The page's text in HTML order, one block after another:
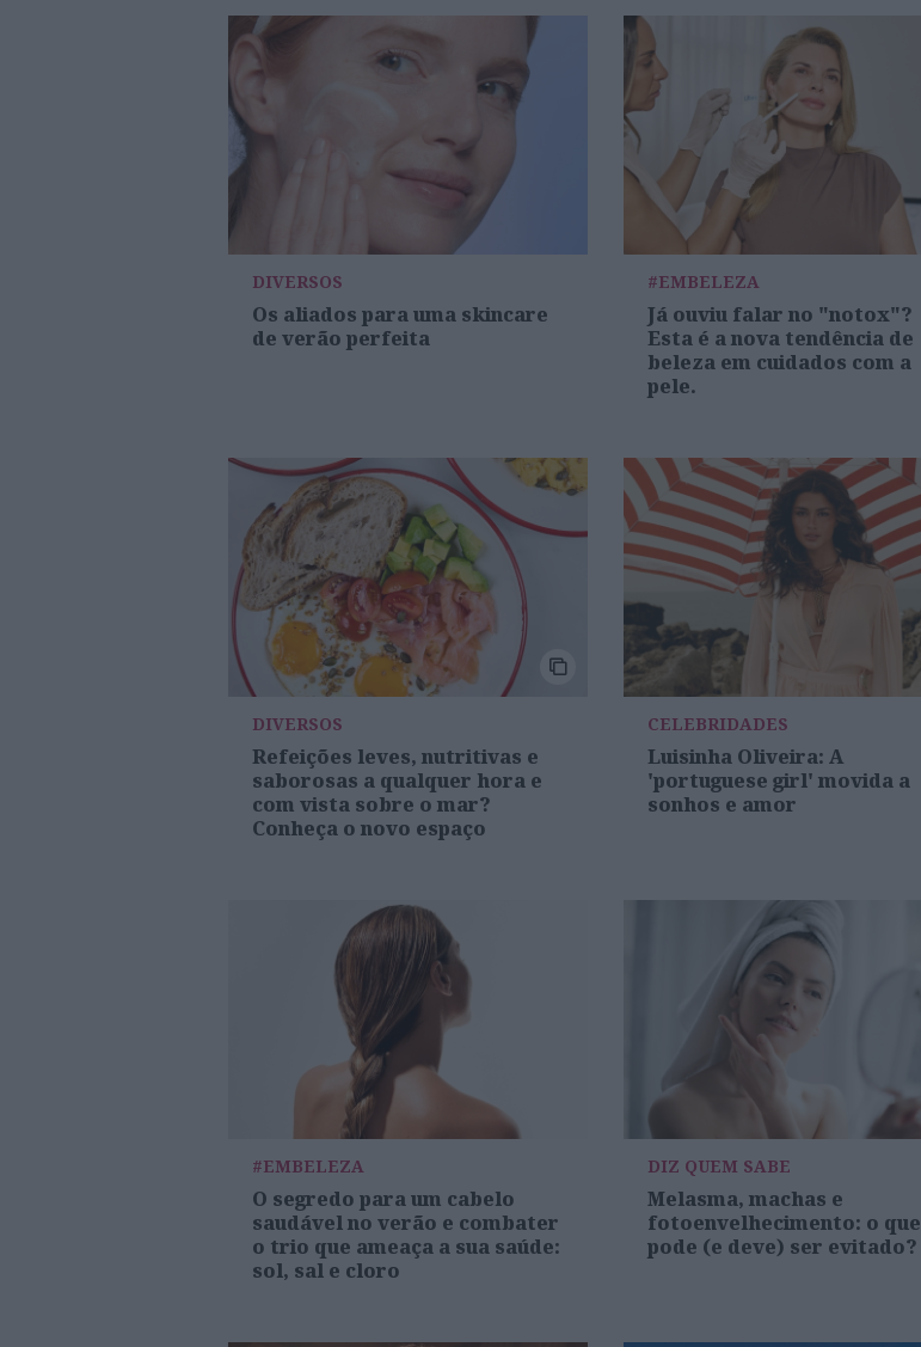
DIVERSOS
Os aliados para uma skincare
de verão perfeita
#EMBELEZA
Já ouviu falar no "notox"?
Esta é a nova tendência de
beleza em cuidados com a
pele.
DIVERSOS
Refeições leves, nutritivas e
saborosas a qualquer hora e
com vista sobre o mar?
Conheça o novo espaço
CELEBRIDADES
Luisinha Oliveira: A
'portuguese girl' movida a
sonhos e amor
#EMBELEZA
O segredo para um cabelo
saudável no verão e combater
o trio que ameaça a sua saúde:
sol, sal e cloro
DIZ QUEM SABE
Melasma, machas e
fotoenvelhecimento: o que
pode (e deve) ser evitado?